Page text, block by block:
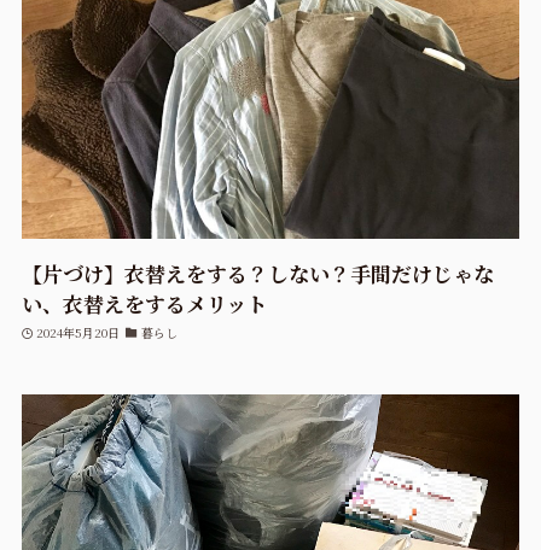
【片づけ】衣替えをする？しない？手間だけじゃな
い、衣替えをするメリット
2024年5月20日 暮らし